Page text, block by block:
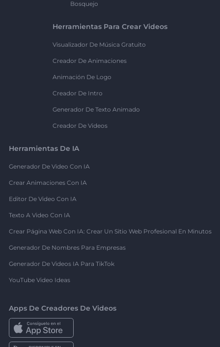
Bosquejo
Herramientas Para Crear Videos
Visualizador De Música Gratuito
Creador De Animaciones
Animación De Logo
Creador De Intro
Generador De Texto Animado
Creador De Videos
Herramientas De IA
Generador De Video Con IA
Crear Animaciones Con IA
Editor De Video Con IA
Texto A Video Con IA
Crear Página Web Con IA: Crear Un Sitio Web Profesional En Minutos
Generador De Nombres Para Empresas
Generador De Videos IA Para TikTok
YouTube Video Ideas
Apps De Creadores De Videos